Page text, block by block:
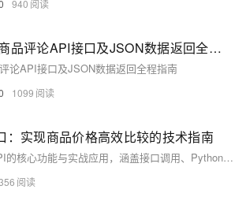
940
Python采集淘宝商品评论API接口及JSON数据返回全程指南
论API接口及JSON数据返回全程指南
1099
：实现商品价格高效比较的技术指南
本文介绍1688比价API的核心功能与实战应用，涵盖接口调用、Python代码实现及价格比较算法优化。助您快速集成商品比价功能，提升电商开发效率。